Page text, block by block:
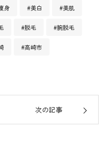
身 #美白 #美肌
#脱毛 #腕脱毛
#高崎市
次の記事